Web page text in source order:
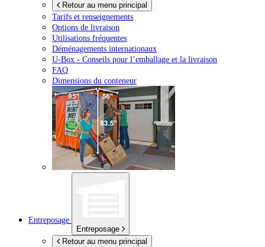
Retour au menu principal
Tarifs et renseignements
Options de livraison
Utilisations fréquentes
Déménagements internationaux
U-Box - Conseils pour l’emballage et la livraison
FAQ
Dimensions du conteneur
Entreposage
Entreposage
Retour au menu principal